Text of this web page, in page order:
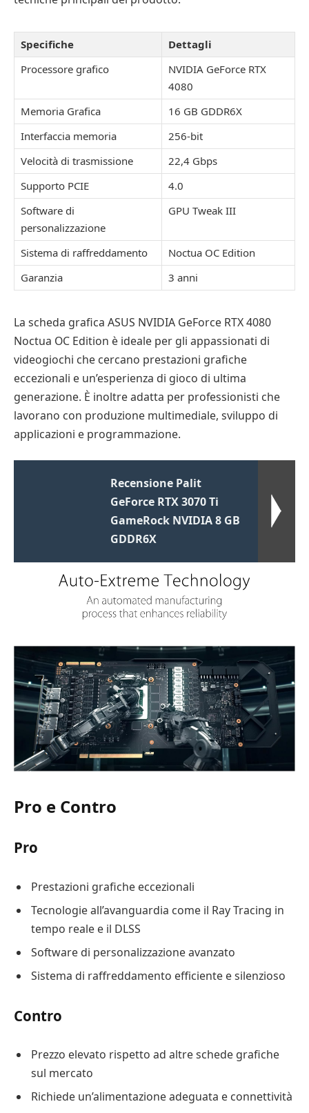
Specifiche
Dettagli
Processore grafico
NVIDIA GeForce RTX
4080
Memoria Grafica
16 GB GDDR6X
Interfaccia memoria
256-bit
Velocità di trasmissione
22,4 Gbps
Supporto PCIE
4.0
Software di
personalizzazione
GPU Tweak III
Sistema di raffreddamento
Noctua OC Edition
Garanzia
3 anni
La scheda grafica ASUS NVIDIA GeForce RTX 4080
Noctua OC Edition è ideale per gli appassionati di
videogiochi che cercano prestazioni grafiche
eccezionali e un’esperienza di gioco di ultima
generazione. È inoltre adatta per professionisti che
lavorano con produzione multimediale, sviluppo di
applicazioni e programmazione.
Recensione Palit
GeForce RTX 3070 Ti
GameRock NVIDIA 8 GB
GDDR6X
Pro e Contro
Pro
Prestazioni grafiche eccezionali
Tecnologie all’avanguardia come il Ray Tracing in
tempo reale e il DLSS
Software di personalizzazione avanzato
Sistema di raffreddamento efficiente e silenzioso
Contro
Prezzo elevato rispetto ad altre schede grafiche
sul mercato
Richiede un’alimentazione adeguata e connettività